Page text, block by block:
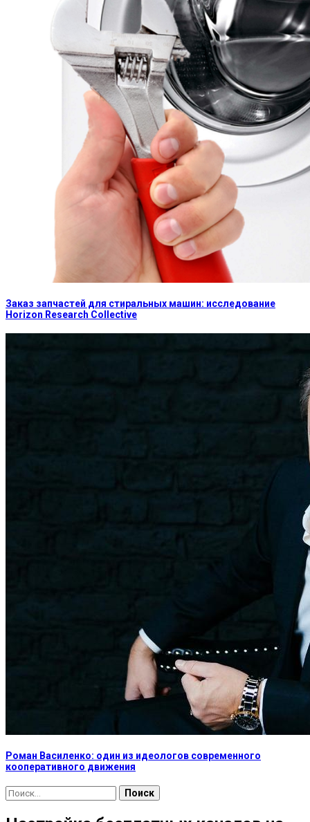
Заказ запчастей для стиральных машин: исследование
Horizon Research Collective
Роман Василенко: один из идеологов современного
кооперативного движения
Найти: